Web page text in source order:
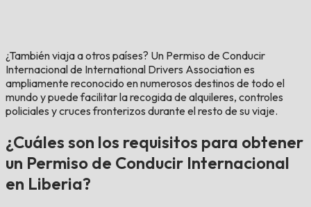
¿También viaja a otros países? Un Permiso de Conducir
Internacional de International Drivers Association es
ampliamente reconocido en numerosos destinos de todo el
mundo y puede facilitar la recogida de alquileres, controles
policiales y cruces fronterizos durante el resto de su viaje.
¿Cuáles son los requisitos para obtener
un Permiso de Conducir Internacional
en Liberia?